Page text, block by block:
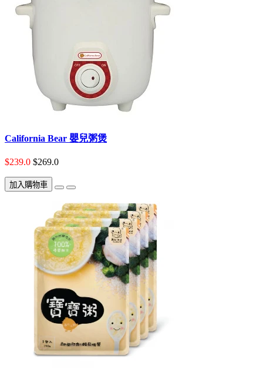
California Bear 嬰兒粥煲
$239.0 $269.0
加入購物車